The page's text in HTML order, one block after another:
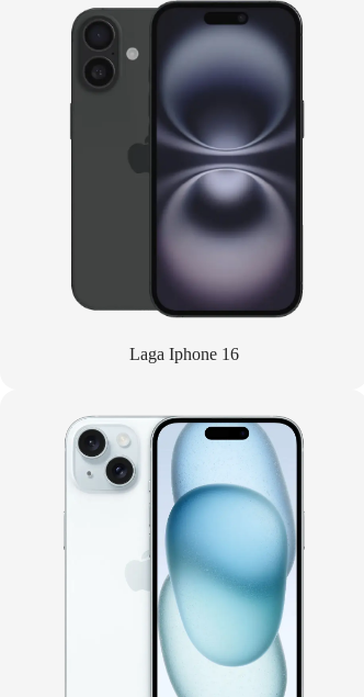
Laga Iphone 16